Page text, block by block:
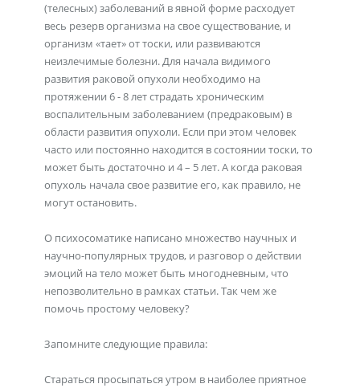
(телесных) заболеваний в явной форме расходует
весь резерв организма на свое существование, и
организм «тает» от тоски, или развиваются
неизлечимые болезни. Для начала видимого
развития раковой опухоли необходимо на
протяжении 6 - 8 лет страдать хроническим
воспалительным заболеванием (предраковым) в
области развития опухоли. Если при этом человек
часто или постоянно находится в состоянии тоски, то
может быть достаточно и 4 – 5 лет. А когда раковая
опухоль начала свое развитие его, как правило, не
могут остановить.
О психосоматике написано множество научных и
научно-популярных трудов, и разговор о действии
эмоций на тело может быть многодневным, что
непозволительно в рамках статьи. Так чем же
помочь простому человеку?
Запомните следующие правила:
Стараться просыпаться утром в наиболее приятное